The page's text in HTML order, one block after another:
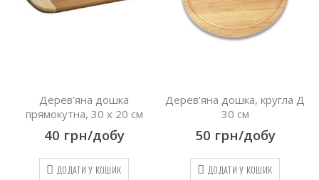
Дерев’яна дошка
прямокутна, 30 х 20 см
40 грн/добу
ДОДАТИ У КОШИК
Дерев’яна дошка, кругла Д
30 см
50 грн/добу
ДОДАТИ У КОШИК